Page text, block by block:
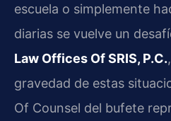
escuela o simplemente
diarias se vuelve un
Law Offices Of SRIS, P.C.
gravedad de estas
Of Counsel del bufete